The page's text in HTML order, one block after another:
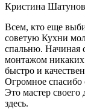
Кристина
Всем, кто еще
советую Кухни
спальню. Начиная
монтажом
быстро и
Огромное
Это мастер своего
здесь.